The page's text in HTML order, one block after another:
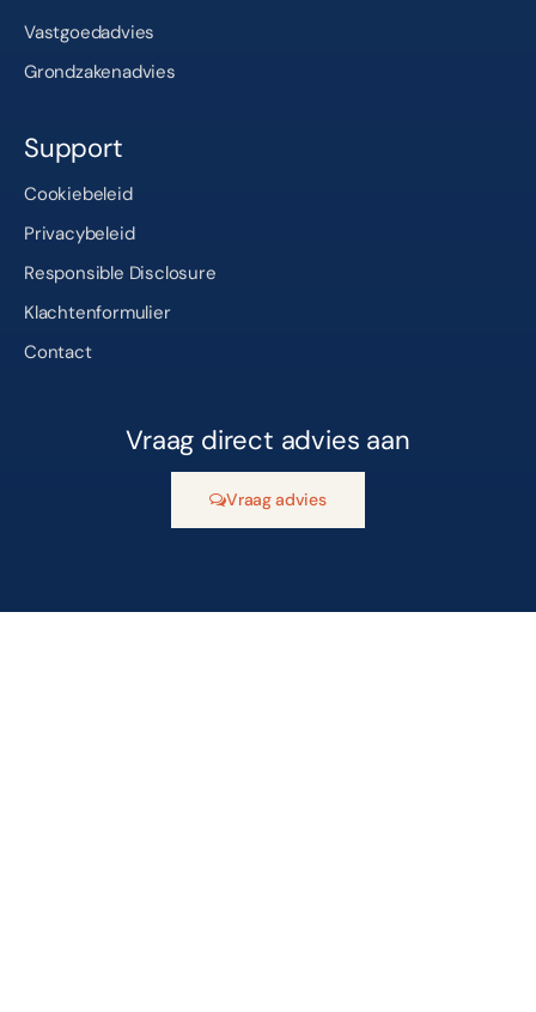
Vastgoedadvies
Grondzakenadvies
Support
Cookiebeleid
Privacybeleid
Responsible Disclosure
Klachtenformulier
Contact
Vraag direct advies aan
Vraag advies